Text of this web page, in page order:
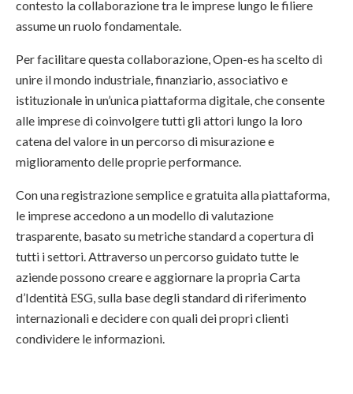
contesto la collaborazione tra le imprese lungo le filiere
assume un ruolo fondamentale.
Per facilitare questa collaborazione, Open-es ha scelto di
unire il mondo industriale, finanziario, associativo e
istituzionale in un’unica piattaforma digitale, che consente
alle imprese di coinvolgere tutti gli attori lungo la loro
catena del valore in un percorso di misurazione e
miglioramento delle proprie performance.
Con una registrazione semplice e gratuita alla piattaforma,
le imprese accedono a un modello di valutazione
trasparente, basato su metriche standard a copertura di
tutti i settori. Attraverso un percorso guidato tutte le
aziende possono creare e aggiornare la propria Carta
d’Identità ESG, sulla base degli standard di riferimento
internazionali e decidere con quali dei propri clienti
condividere le informazioni.